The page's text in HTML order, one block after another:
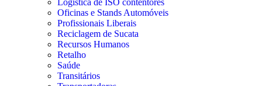
Logística de ISO contentores
Oficinas e Stands Automóveis
Profissionais Liberais
Reciclagem de Sucata
Recursos Humanos
Retalho
Saúde
Transitários